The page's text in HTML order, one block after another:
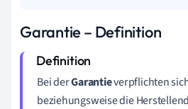
Garantie – Definition
Bei derGarantieverpflichten
beziehungsweise die